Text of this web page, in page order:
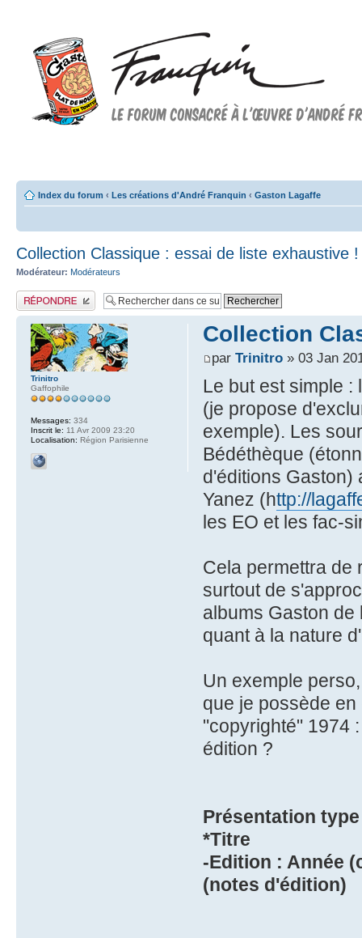
Index du forum ‹ Les créations d'André Franquin ‹ Gaston Lagaffe
Collection Classique : essai de liste exhaustive !
Modérateur: Modérateurs
Publier une réponse
Collection
par Trinitro» 03 Jan
Le but est simple
(je propose
exemple). Les
Bédéthèque
d'éditions Gaston)
Yanez (http://
les EO et les fac-
Cela permettra de
surtout de
albums Gaston
quant à la nature
Un exemple
que je possède
"copyrighté" 1974
édition ?
Présentation
*Titre
-Edition : Année
(notes d'édition)
Trinitro
Gaffophile
Messages: 334
Inscrit le: 11 Avr 2009 23:20
Localisation: Région Parisienne